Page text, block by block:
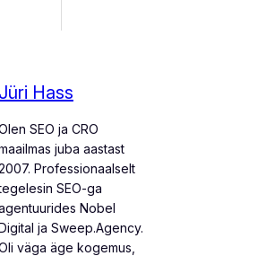
Jüri Hass
SEO ja CRO
juba aastast
Professionaalselt
SEO-ga
Nobel
ja Sweep.Agency.
väga äge kogemus,